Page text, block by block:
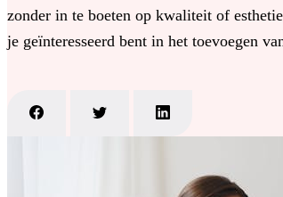
zonder in te boeten op kwaliteit of
je geïnteresseerd bent in het toevoegen